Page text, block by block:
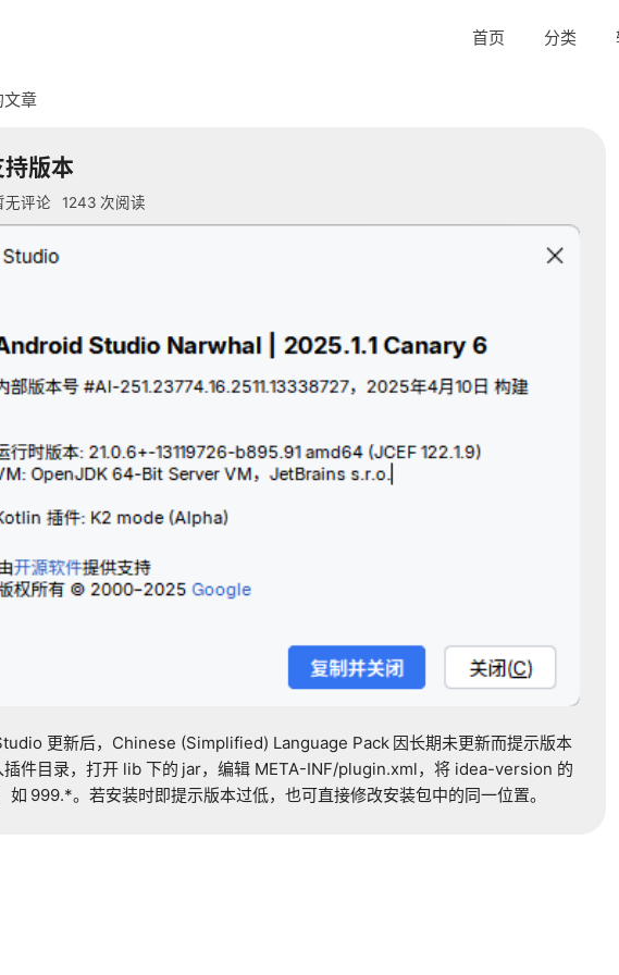
首页 分类
文章
版本
无评论 1243 次阅读
更新后， Chinese (Simplified) Language Pack 因长期未更新而提示版本
件目录，打开 lib 下的 jar，编辑 META-INF/plugin.xml，将 idea-version 的
如 999.*。若安装时即提示版本过低，也可直接修改安装包中的同一位置。